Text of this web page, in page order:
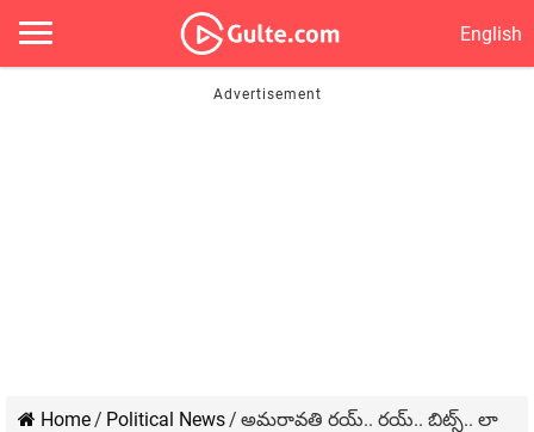
English
Home/ Political News/ అమరావతి రయ్.. రయ్.. బిట్స్.. లా